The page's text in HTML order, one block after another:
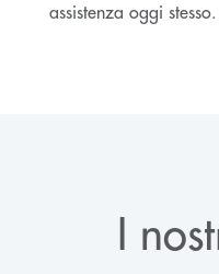
assistenza oggi stesso.
I